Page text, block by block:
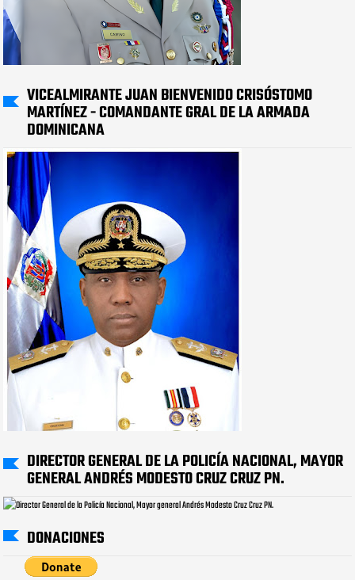
VICEALMIRANTE JUAN BIENVENIDO CRISÓSTOMO
MARTÍNEZ - COMANDANTE GRAL DE LA ARMADA
DOMINICANA
DIRECTOR GENERAL DE LA POLICÍA NACIONAL, MAYOR
GENERAL ANDRÉS MODESTO CRUZ CRUZ PN.
DONACIONES